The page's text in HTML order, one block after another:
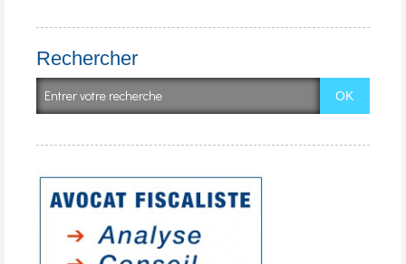
Rechercher